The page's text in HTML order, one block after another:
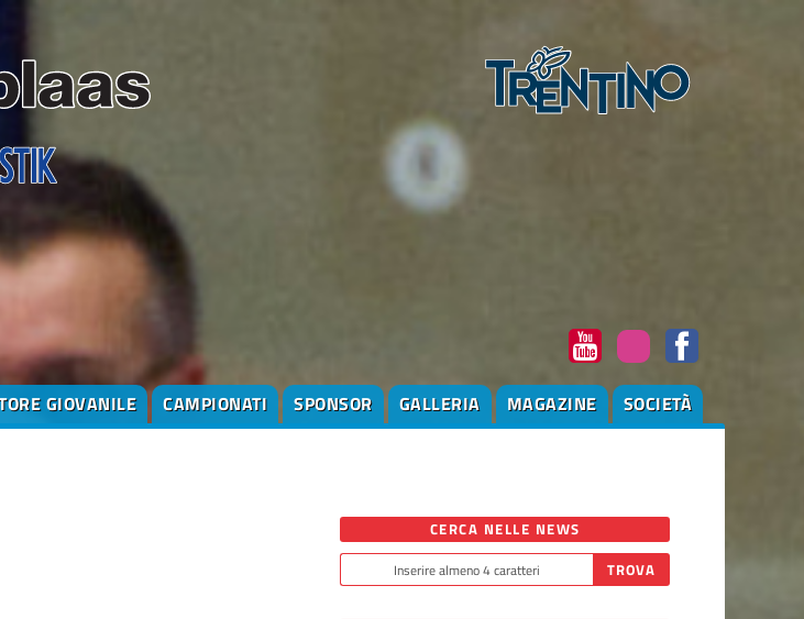
GIOVANILE CAMPIONATI SPONSOR GALLERIA MAGAZINE SOCIETÀ
CERCA NELLE NEWS